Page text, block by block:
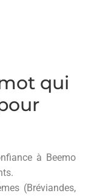
qui
à Beemo
(Bréviandes,